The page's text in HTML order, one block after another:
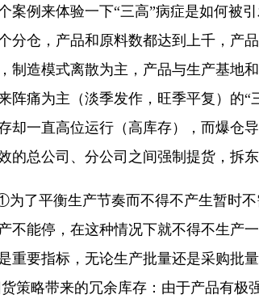
案例来体验一下“三高”病症是如何被
分仓，产品和原料数都达到上千，产
制造模式离散为主，产品与生产基地
阵痛为主（淡季发作，旺季平复）的
却一直高位运行（高库存），而爆
的总公司、分公司之间强制提货，拆
为了平衡生产节奏而不得不产生暂时
不能停，在这种情况下就不得不生产
重要指标，无论生产批量还是采购批
策略带来的冗余库存：由于产品有极